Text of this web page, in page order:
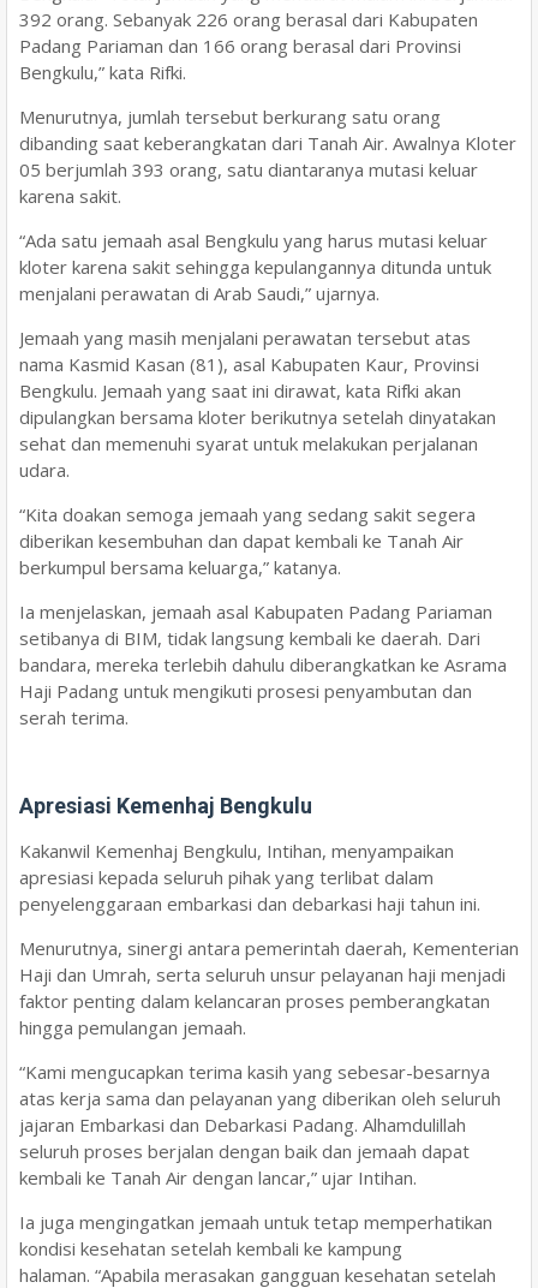
392 orang. Sebanyak 226 orang berasal dari Kabupaten
Padang Pariaman dan 166 orang berasal dari Provinsi
Bengkulu,” kata Rifki.
Menurutnya, jumlah tersebut berkurang satu orang
dibanding saat keberangkatan dari Tanah Air. Awalnya Kloter
05 berjumlah 393 orang, satu diantaranya mutasi keluar
karena sakit.
“Ada satu jemaah asal Bengkulu yang harus mutasi keluar
kloter karena sakit sehingga kepulangannya ditunda untuk
menjalani perawatan di Arab Saudi,” ujarnya.
Jemaah yang masih menjalani perawatan tersebut atas
nama Kasmid Kasan (81), asal Kabupaten Kaur, Provinsi
Bengkulu. Jemaah yang saat ini dirawat, kata Rifki akan
dipulangkan bersama kloter berikutnya setelah dinyatakan
sehat dan memenuhi syarat untuk melakukan perjalanan
udara.
“Kita doakan semoga jemaah yang sedang sakit segera
diberikan kesembuhan dan dapat kembali ke Tanah Air
berkumpul bersama keluarga,” katanya.
Ia menjelaskan, jemaah asal Kabupaten Padang Pariaman
setibanya di BIM, tidak langsung kembali ke daerah. Dari
bandara, mereka terlebih dahulu diberangkatkan ke Asrama
Haji Padang untuk mengikuti prosesi penyambutan dan
serah terima.
Apresiasi Kemenhaj Bengkulu
Kakanwil Kemenhaj Bengkulu, Intihan, menyampaikan
apresiasi kepada seluruh pihak yang terlibat dalam
penyelenggaraan embarkasi dan debarkasi haji tahun ini.
Menurutnya, sinergi antara pemerintah daerah, Kementerian
Haji dan Umrah, serta seluruh unsur pelayanan haji menjadi
faktor penting dalam kelancaran proses pemberangkatan
hingga pemulangan jemaah.
“Kami mengucapkan terima kasih yang sebesar-besarnya
atas kerja sama dan pelayanan yang diberikan oleh seluruh
jajaran Embarkasi dan Debarkasi Padang. Alhamdulillah
seluruh proses berjalan dengan baik dan jemaah dapat
kembali ke Tanah Air dengan lancar,” ujar Intihan.
Ia juga mengingatkan jemaah untuk tetap memperhatikan
kondisi kesehatan setelah kembali ke kampung
halaman. “Apabila merasakan gangguan kesehatan setelah